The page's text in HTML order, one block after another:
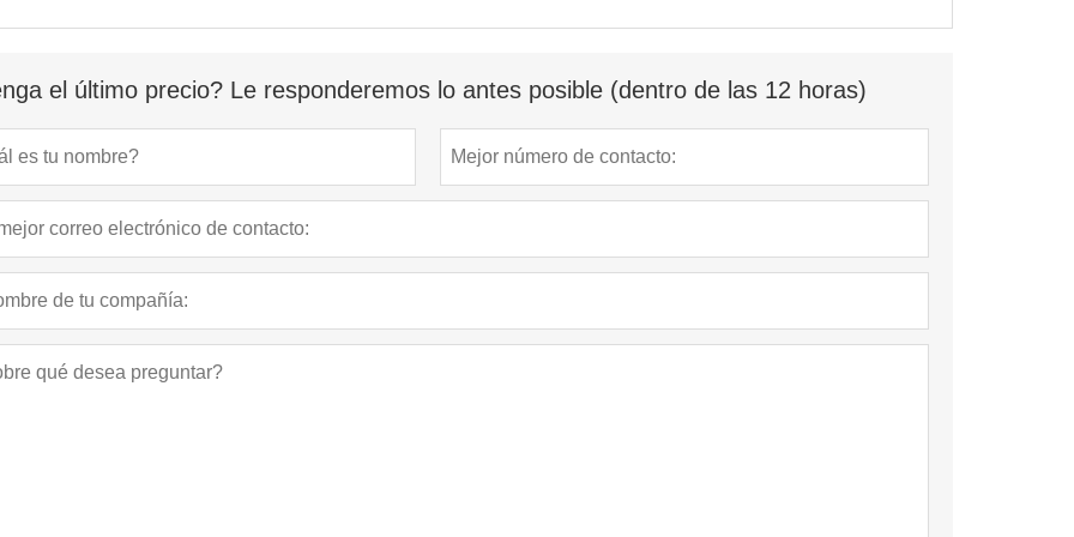
el último precio? Le responderemos lo antes posible (dentro de las 12 horas)